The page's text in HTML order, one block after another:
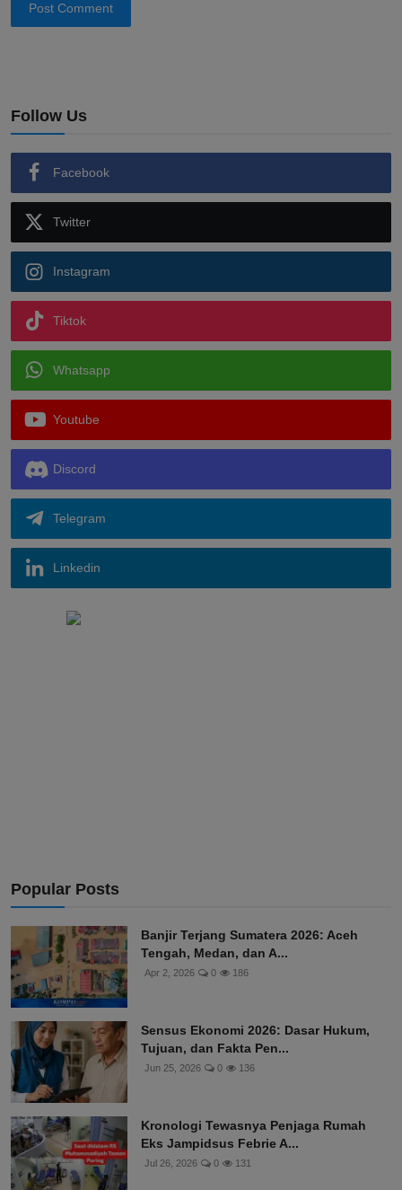
Post Comment
Follow Us
Facebook
Twitter
Instagram
Tiktok
Whatsapp
Youtube
Discord
Telegram
Linkedin
Popular Posts
Banjir Terjang Sumatera 2026: Aceh
Tengah, Medan, dan A...
Apr 2, 2026 0 186
Sensus Ekonomi 2026: Dasar Hukum,
Tujuan, dan Fakta Pen...
Jun 25, 2026 0 136
Kronologi Tewasnya Penjaga Rumah
Eks Jampidsus Febrie A...
Jul 26, 2026 0 131